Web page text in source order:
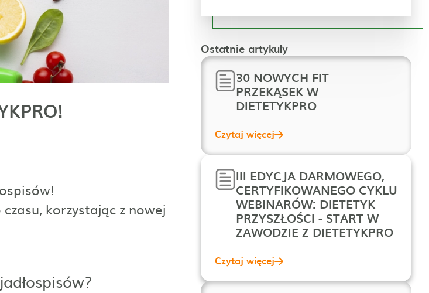
korzystając z nowej
Ostatnie artykuły
30 NOWYCH FIT
PRZEKĄSEK W
DIETETYKPRO
Czytaj więcej
III EDYCJA DARMOWEGO,
CERTYFIKOWANEGO CYKLU
WEBINARÓW: DIETETYK
PRZYSZŁOŚCI - START W
ZAWODZIE Z DIETETYKPRO
Czytaj więcej